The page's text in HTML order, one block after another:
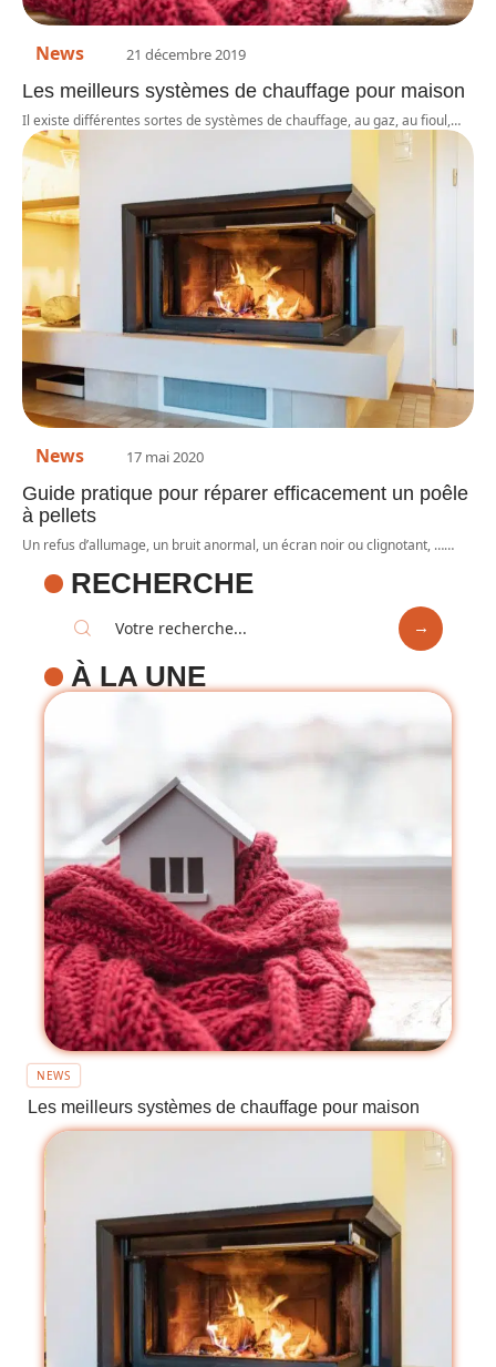
News 21 décembre 2019
Les meilleurs systèmes de chauffage pour maison
Il existe différentes sortes de systèmes de chauffage, au gaz, au fioul,…
News 17 mai 2020
Guide pratique pour réparer efficacement un poêle
à pellets
Un refus d’allumage, un bruit anormal, un écran noir ou clignotant, ……
RECHERCHE
À LA UNE
NEWS
Les meilleurs systèmes de chauffage pour maison